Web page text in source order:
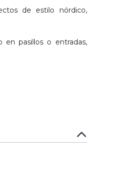
de estilo nórdico,
en pasillos o entradas,